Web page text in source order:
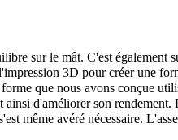
sur le mât. C'est également
3D pour créer une
que nous avons conçue
ainsi d'améliorer son
même avéré nécessaire.